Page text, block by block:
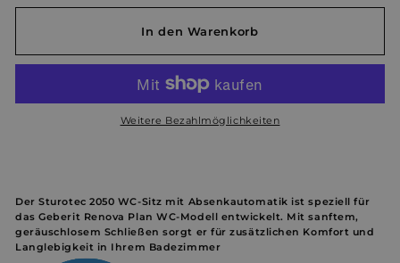
In den Warenkorb
Weitere Bezahlmöglichkeiten
Der Sturotec 2050 WC-Sitz mit Absenkautomatik ist speziell für
das Geberit Renova Plan WC-Modell entwickelt. Mit sanftem,
geräuschlosem Schließen sorgt er für zusätzlichen Komfort und
Langlebigkeit in Ihrem Badezimmer